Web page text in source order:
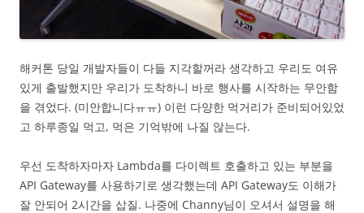
해커톤 당일 개발자들이 다들 지각할꺼라 생각하고 우리도 여유
있게 출발했지만 우리가 도착하니 바로 행사를 시작하는 무안함
을 겪었다. (미안합니다ㅠㅠ) 이런 다양한 먹거리가 준비되어있었
고 하루종일 먹고, 먹은 기억밖에 나질 않는다.
우선 도착하자마자 Lambda를 다이렉트 호출하고 있는 부분을
API Gateway를 사용하기로 생각했는데 API Gateway도 이해가
잘 안되어 2시간을 삽질. 나중에 Channy님이 오셔서 설명을 해